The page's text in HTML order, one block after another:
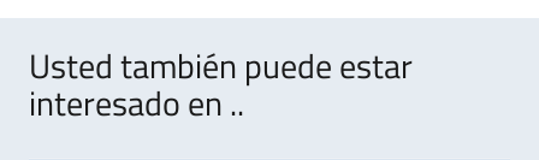
Usted también puede estar
interesado en ..